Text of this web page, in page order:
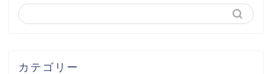
カテゴリー